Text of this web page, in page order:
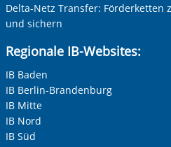
Betreff ihrer Anfrage
Delta-Netz Transfer:
und sichern
Regionale IB-Websites:
IB Baden
IB Berlin-Brandenburg
IB Mitte
IB Nord
IB Süd